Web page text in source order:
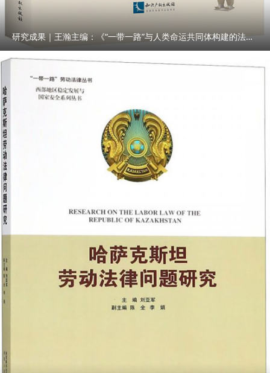
研究成果｜王瀚主编：《“一带一路”与人类命运共同体构建的法律与实践》